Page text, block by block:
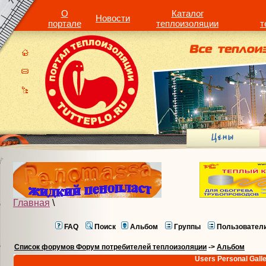
О
портале
Новости
Каталог
теплоизоляции
Главная \
FAQ Поиск Альбом Группы
Список форумов Форум потребителей теплоизоляции -> Альбом
Users Personal